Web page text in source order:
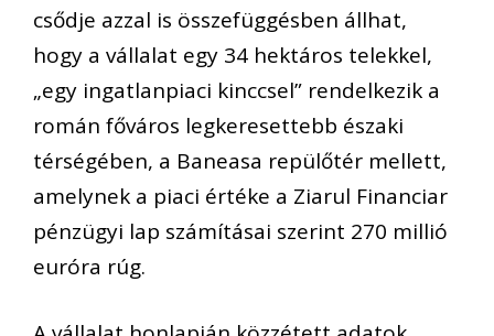
csődje azzal is összefüggésben állhat,
hogy a vállalat egy 34 hektáros telekkel,
„egy ingatlanpiaci kinccsel” rendelkezik a
román főváros legkeresettebb északi
térségében, a Baneasa repülőtér mellett,
amelynek a piaci értéke a Ziarul Financiar
pénzügyi lap számításai szerint 270 millió
euróra rúg.